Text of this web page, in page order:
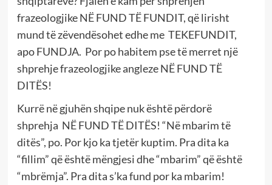
frazeologjike NË FUND TË FUNDIT, që lirisht
mund të zëvendësohet edhe me TEKEFUNDIT,
apo FUNDJA. Por po habitem pse të merret një
shprehje frazeologjike angleze NË FUND TË
DITËS!
Kurrë në gjuhën shqipe nuk është përdorë
shprehja NË FUND TË DITËS! “Në mbarim të
ditës”, po. Por kjo ka tjetër kuptim. Pra dita ka
“fillim” që është mëngjesi dhe “mbarim” që është
“mbrëmja”. Pra dita s’ka fund por ka mbarim!